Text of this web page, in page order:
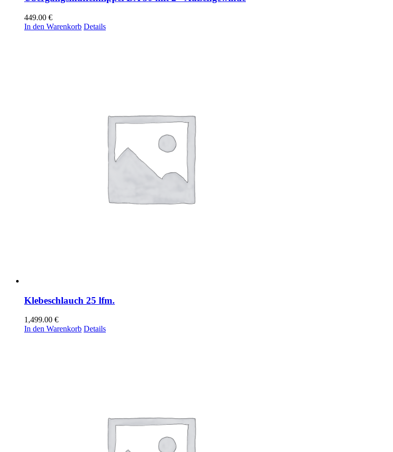
449.00 €
In den Warenkorb Details
Klebeschlauch 25 lfm.
1,499.00 €
In den Warenkorb Details